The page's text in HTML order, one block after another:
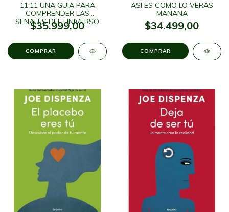
11:11 UNA GUIA PARA
COMPRENDER LAS
SEÑALES DEL UNIVERSO
$35.999,00
ASI ES COMO LO VERAS
MAÑANA
$34.499,00